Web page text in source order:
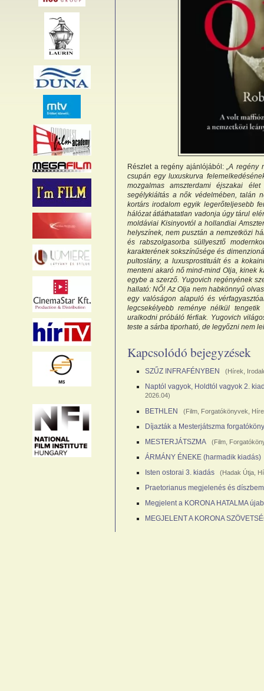
Részlet a regény ajánlójából:„A regény
csupán egy luxuskurva
mozgalmas amszterdami éjszakai
segélykiáltás a nők védelmében, talán
kortárs irodalom egyik legerőteljesebb
hálózat átláthatatlan vadonja úgy tárul
moldáviai Kisinyovtól a hollandiai
helyszínek, nem pusztán a nemzetközi
és rabszolgasorba süllyesztő
karakterének sokszínűsége és
pultoslány, a luxusprostituált és a
menteni akaró nő mind-mind Olja, kinek
egybe a szerző. Yugovich regényének
hallató: NŐ! Az Olja nem habkönnyű
egy valóságon alapuló és
legcsekélyebb reménye nélkül
uralkodni próbáló férfiak. Yugovich
teste a sárba tiporható, de legyőzni nem
Kapcsolódó bejegyzések
SZŰZ INFRAFÉNYBEN (Hírek
Naptól vagyok, Holdtól vagyok 2.
2026.04)
BETHLEN
(Film Forgatókönyvek
Díjazták a Mesterjátszma
MESTERJÁTSZMA
(Film
ÁRMÁNY ÉNEKE (harmadik kiadás)
Isten ostorai 3. kiadás
(Hadak Útja
Praetorianus megjelenés és
Megjelent a KORONA HATALMA
MEGJELENT A KORONA